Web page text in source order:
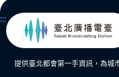
:::
提供臺北都會第一手資訊，為城